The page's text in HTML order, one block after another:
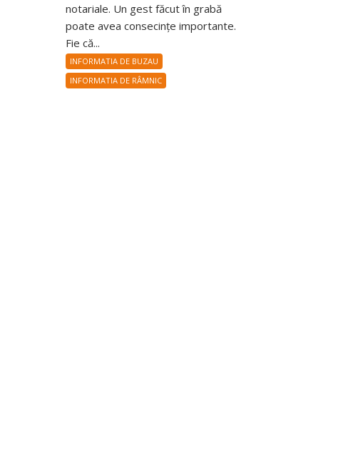
notariale. Un gest făcut în grabă
poate avea consecințe importante.
Fie că...
INFORMATIA DE BUZAU
INFORMATIA DE RÂMNIC